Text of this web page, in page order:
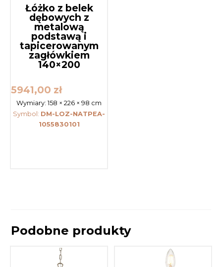
Łóżko z belek
dębowych z
metalową
podstawą i
tapicerowanym
zagłówkiem
140×200
5941,00 zł
Wymiary:158 × 226 × 98 cm
Symbol: DM-LOZ-NATPEA-
1055830101
Podobne produkty